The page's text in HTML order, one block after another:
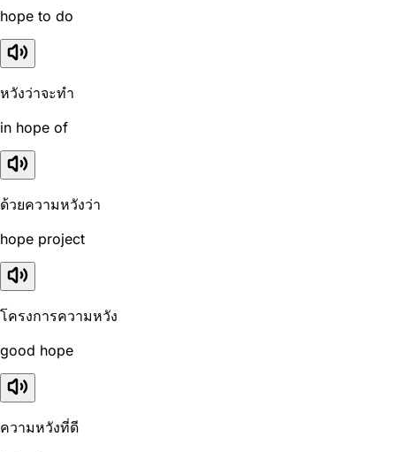
hope to do
หวังว่าจะทำ
in hope of
ด้วยความหวังว่า
hope project
โครงการความหวัง
good hope
ความหวังที่ดี